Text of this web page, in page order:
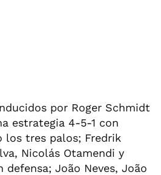
por Roger Schmidt
estrategia 4-5-1 con
los tres palos; Fredrik
Nicolás Otamendi y
defensa; João Neves, João